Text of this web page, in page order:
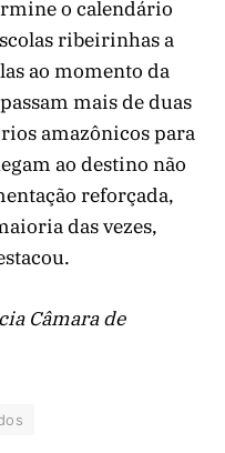
o calendário
ribeirinhas a
ao momento da
mais de duas
amazônicos para
ao destino não
reforçada,
das vezes,
Câmara de